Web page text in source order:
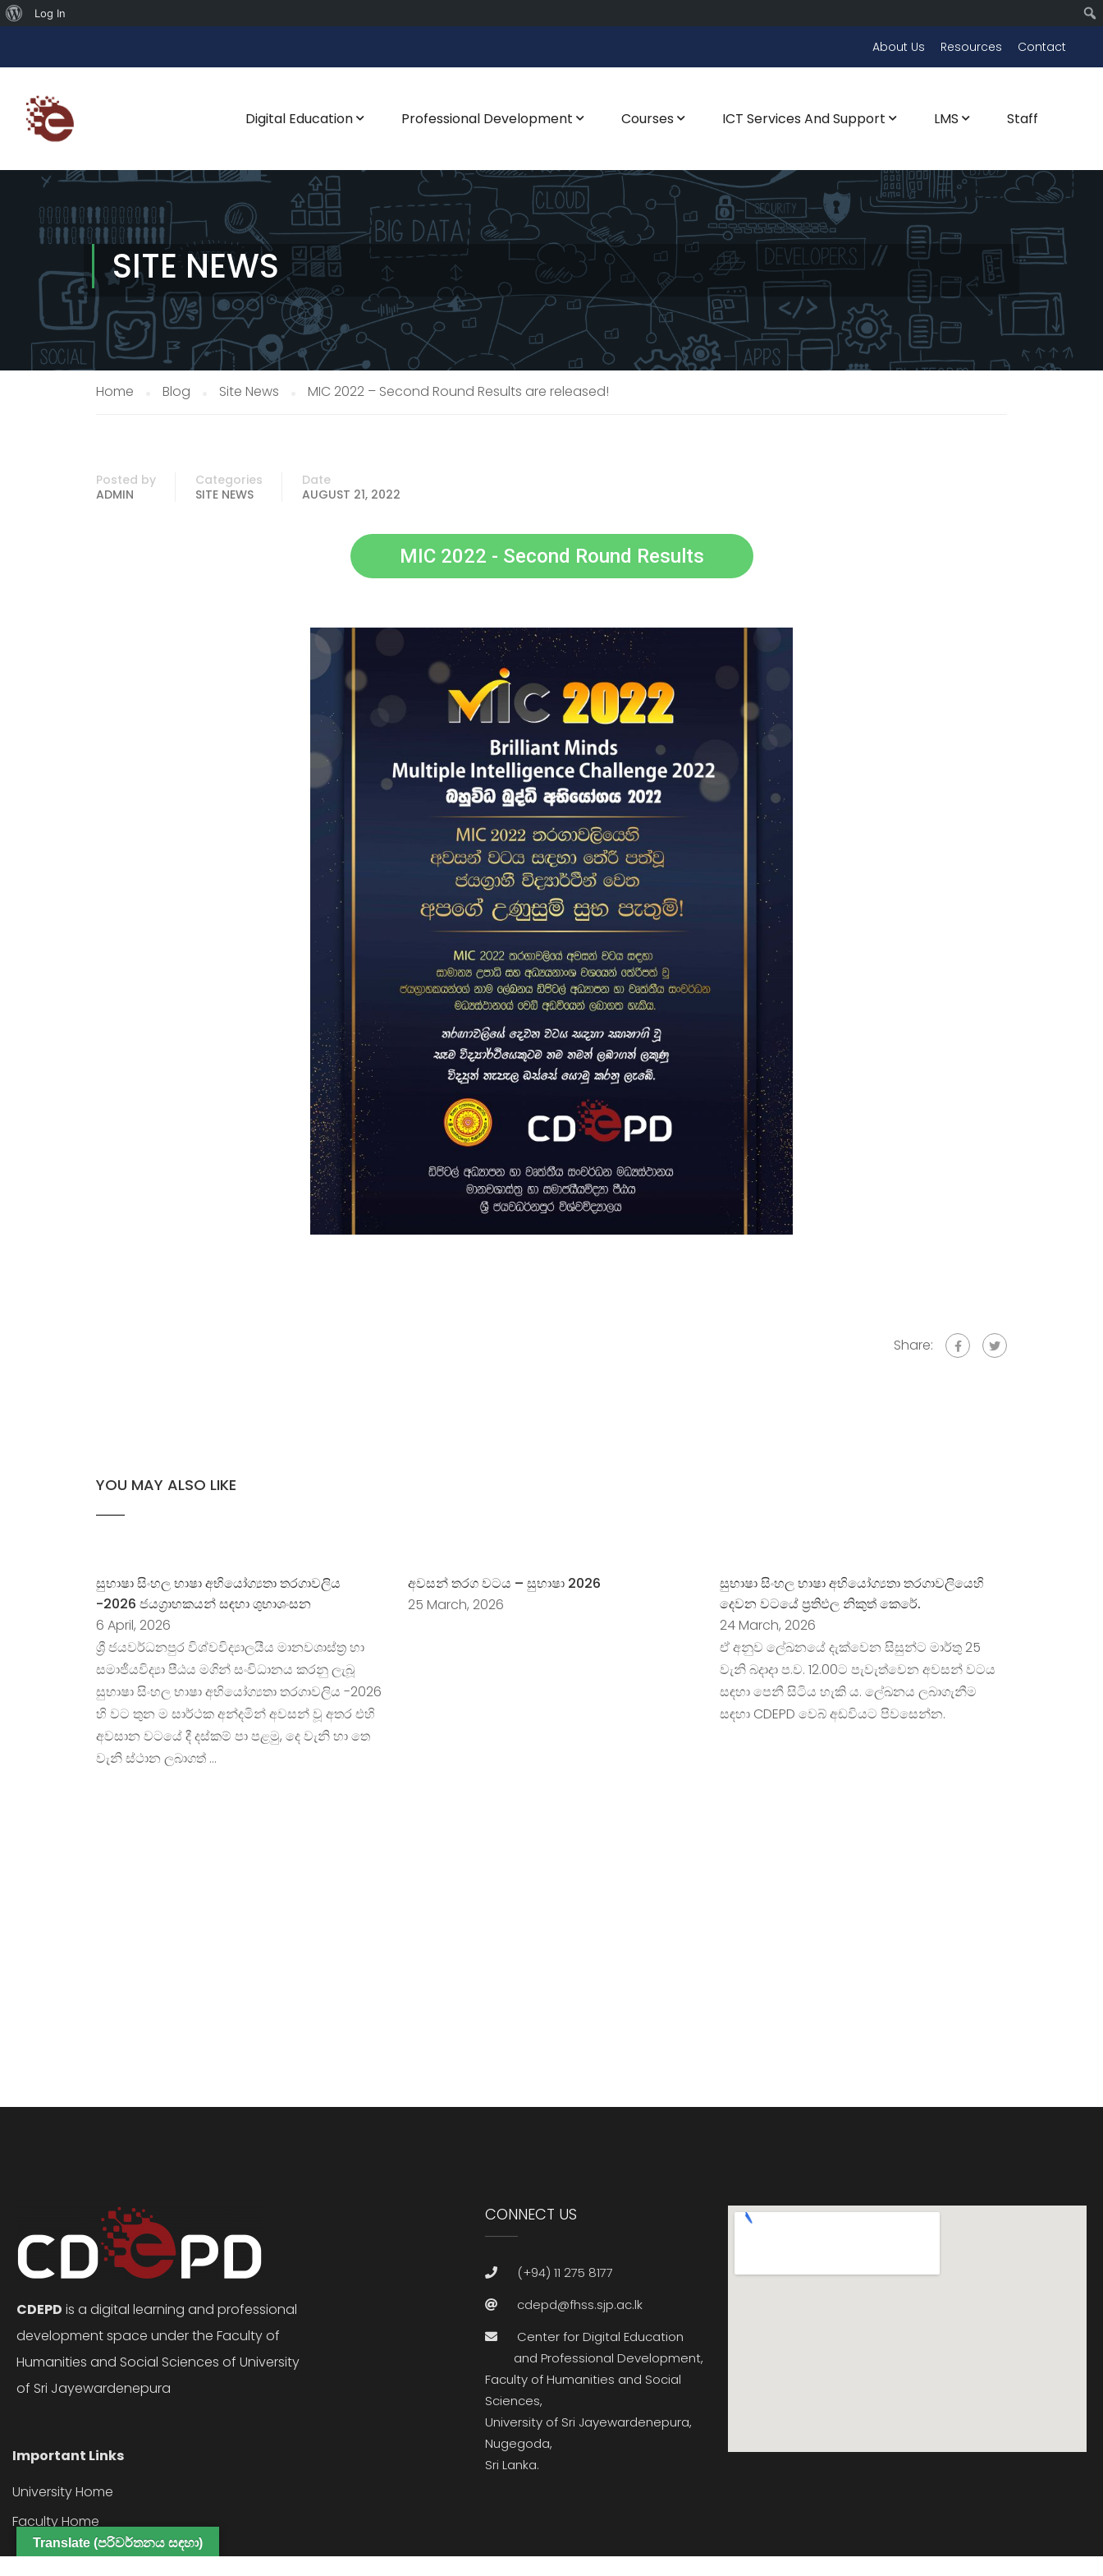
Log In
About Us Resources Contact
Digital Education Professional Development Courses ICT Services And Support LMS Staff
SITE NEWS
Home Blog Site News MIC 2022 – Second Round Results are released!
Posted by
ADMIN
Categories
SITE NEWS
Date
AUGUST 21, 2022
MIC 2022 - Second Round Results
Share:
YOU MAY ALSO LIKE
සුභාෂා සිංහල භාෂා අභියෝග්‍යතා තරගාවලිය
-2026 ජයග්‍රාහකයන් සඳහා ශුභාශංසන
6 April, 2026
ශ්‍රී ජයවර්ධනපුර විශ්වවිද්‍යාලයීය මානවශාස්ත්‍ර හා
සමාජීයවිද්‍යා පීඨය මගින් සංවිධානය කරනු ලැබූ
සුභාෂා සිංහල භාෂා අභියෝග්‍යතා තරගාවලිය -2026
හි වට තුන ම සාර්ථක අන්දමින් අවසන් වූ අතර එහි
අවසාන වටයේ දී දස්කම් පා පළමු, දෙ වැනි හා තෙ
වැනි ස්ථාන ලබාගත් …
අවසන් තරග වටය​​ – සුභාෂා 2026
25 March, 2026
සුභාෂා සිංහල භාෂා අභියෝග්‍යතා තරගාවලියෙහි
දෙවන වටයේ ප්‍රතිඵල නිකුත් කෙරේ.
24 March, 2026
ඒ අනුව ලේඛනයේ දැක්වෙන සිසුන්ට මාර්තු 25
වැනි බදාදා ප.ව. 12.00ට පැවැත්වෙන අවසන් වටය
සඳහා පෙනී සිටිය හැකි ය. ලේඛනය ලබාගැනීම
සඳහා CDEPD වෙබ් අඩවියට පිවසෙන්න.
CDEPD is a digital learning and professional
development space under the Faculty of
Humanities and Social Sciences of University
of Sri Jayewardenepura
Important Links
University Home
Faculty Home
CONNECT US
(+94) 11 275 8177
cdepd@fhss.sjp.ac.lk
Center for Digital Education
and Professional Development,
Faculty of Humanities and Social
Sciences,
University of Sri Jayewardenepura,
Nugegoda,
Sri Lanka.
Translate (පරිවර්තනය සඳහා)